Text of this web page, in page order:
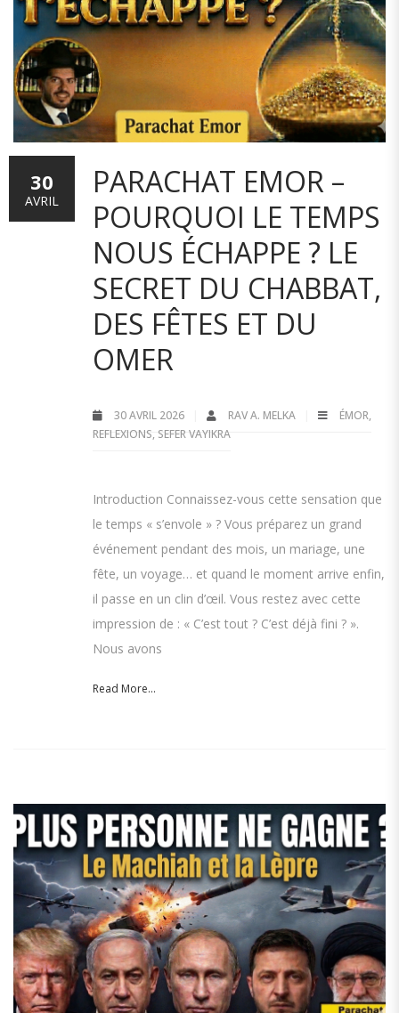
PARACHAT EMOR –
POURQUOI LE TEMPS
NOUS ÉCHAPPE ? LE
SECRET DU CHABBAT,
DES FÊTES ET DU
OMER
30 AVRIL 2026 RAV A. MELKA ÉMOR,
REFLEXIONS, SEFER VAYIKRA
Introduction Connaissez-vous cette sensation que
le temps « s’envole » ? Vous préparez un grand
événement pendant des mois, un mariage, une
fête, un voyage… et quand le moment arrive enfin,
il passe en un clin d’œil. Vous restez avec cette
impression de : « C’est tout ? C’est déjà fini ? ».
Nous avons
Read More...
30
AVRIL